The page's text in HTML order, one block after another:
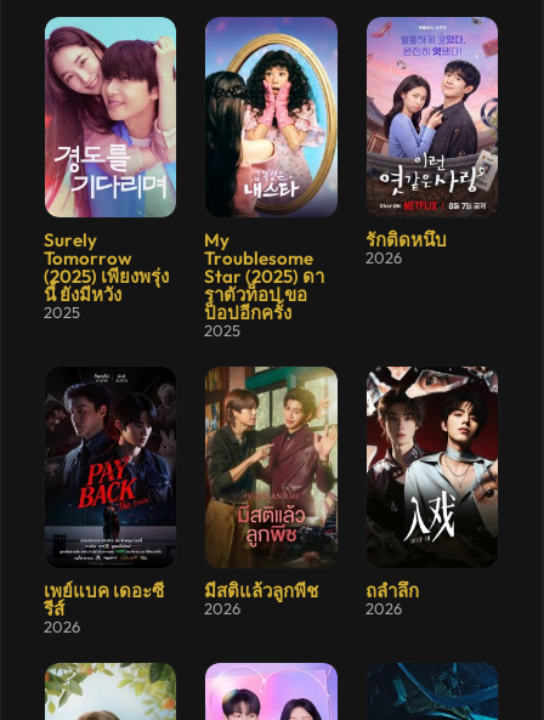
ซับ
ไทย
เต็ม
เรื่อง
HD
อัปเดต
ล่าสุด
8.3
Surely
Tomorrow
(2025) เพียงพรุ่ง
นี้ ยังมีหวัง
2025
My
Troublesome
Star (2025) ดา
ราตัวท็อป ขอ
ป็อปอีกครั้ง
2025
6.7
รักติดหนึบ
2026
9
เพย์แบค เดอะซี
รีส์
2026
8.1
มีสติแล้วลูกพีช
2026
9.4
ถลำลึก
2026